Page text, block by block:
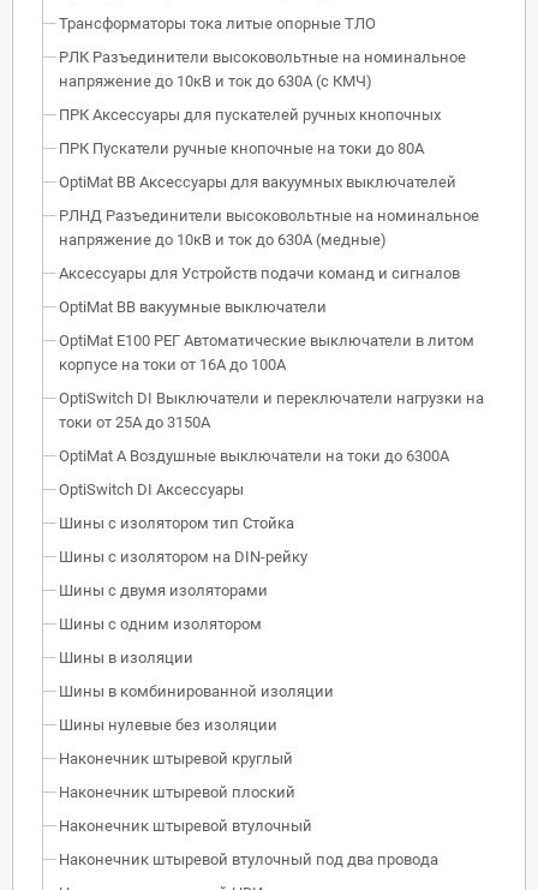
Трансформаторы тока литые опорные ТЛО
РЛК Разъединители высоковольтные на номинальное
напряжение до 10кВ и ток до 630А (с КМЧ)
ПРК Аксессуары для пускателей ручных кнопочных
ПРК Пускатели ручные кнопочные на токи до 80А
OptiMat BB Аксессуары для вакуумных выключателей
РЛНД Разъединители высоковольтные на номинальное
напряжение до 10кВ и ток до 630А (медные)
Аксессуары для Устройств подачи команд и сигналов
OptiMat BB вакуумные выключатели
OptiMat E100 РЕГ Автоматические выключатели в литом
корпусе на токи от 16А до 100А
OptiSwitch DI Выключатели и переключатели нагрузки на
токи от 25А до 3150А
OptiMat A Воздушные выключатели на токи до 6300А
OptiSwitch DI Аксессуары
Шины с изолятором тип Стойка
Шины с изолятором на DIN-рейку
Шины с двумя изоляторами
Шины с одним изолятором
Шины в изоляции
Шины в комбинированной изоляции
Шины нулевые без изоляции
Наконечник штыревой круглый
Наконечник штыревой плоский
Наконечник штыревой втулочный
Наконечник штыревой втулочный под два провода